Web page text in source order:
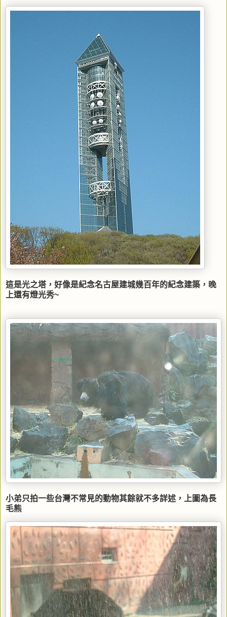
這是光之塔，好像是紀念名古屋建城幾百年的紀念建築，晚
上還有燈光秀~
小弟只拍一些台灣不常見的動物其餘就不多詳述，上圖為長
毛熊